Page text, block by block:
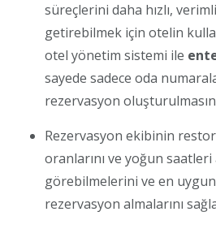
süreçlerini daha hızlı,
getirebilmek için otelin
otel yönetim sistemi ile
sayede sadece oda
rezervasyon
Rezervasyon ekibinin
oranlarını ve yoğun
görebilmelerini ve en
rezervasyon almalarını